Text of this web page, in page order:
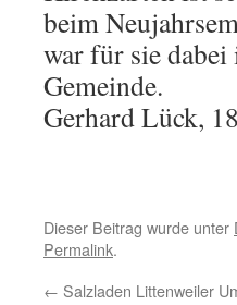
beim
war für sie
Gemeinde.
Gerhard Lück,
Dieser Beitrag wurde unter
Permalink.
← Salzladen Littenweiler